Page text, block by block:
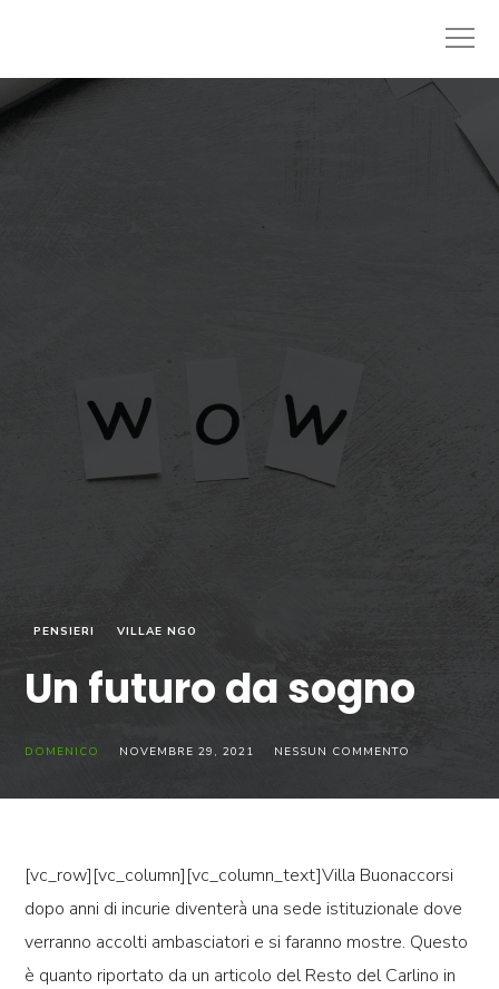
PENSIERI VILLAE NGO
Un futuro da sogno
DOMENICO NOVEMBRE 29, 2021 NESSUN COMMENTO
[vc_row][vc_column][vc_column_text]Villa Buonaccorsi
dopo anni di incurie diventerà una sede istituzionale dove
verranno accolti ambasciatori e si faranno mostre. Questo
è quanto riportato da un articolo del Resto del Carlino in